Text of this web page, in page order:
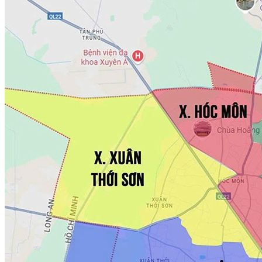
Phường Nhiêu Lộc
Phường Xuân Hòa
3. Quận 4
Phường Khánh Hội
Phường Vĩnh Hội
Phường Xóm Chiếu
4. Quận 5
Phường An Đông
Phường Chợ Lớn
Phường Chợ Quán
Phường Bình Phú
Phường Bình Tây
Phường Bình Tiên
Phường Phú Lâm
6. Quận 7
Phường Phú Thuận
Phường Tân Hưng
Phường Tân Mỹ
Phường Tân Thuận
7. Quận 8
Phường Bình Đông
Phường Chánh Hưng